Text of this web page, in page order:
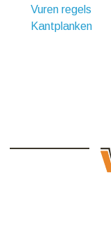
Vuren regels
Kantplanken